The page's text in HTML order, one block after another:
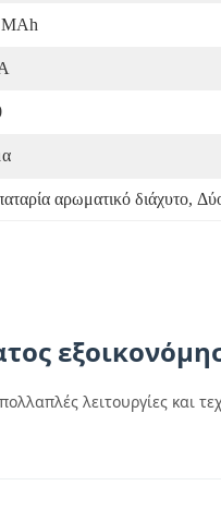
MAh
αρωματικό διάχυτο,
λειτουργίες και